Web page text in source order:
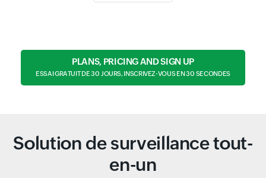
PLANS, PRICING AND SIGN UP
ESSAI GRATUIT DE 30 JOURS, INSCRIVEZ-VOUS EN 30 SECONDES
Solution de surveillance tout-
en-un